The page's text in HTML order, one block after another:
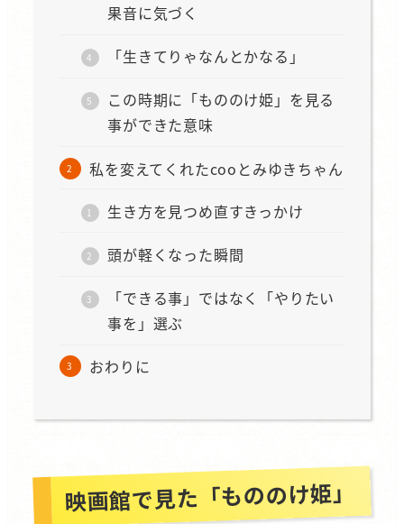
果音に気づく
「生きてりゃなんとかなる」
この時期に「もののけ姫」を見る
事ができた意味
私を変えてくれたcooとみゆきちゃん
生き方を見つめ直すきっかけ
頭が軽くなった瞬間
「できる事」ではなく「やりたい
事を」選ぶ
おわりに
映画館で見た「もののけ姫」